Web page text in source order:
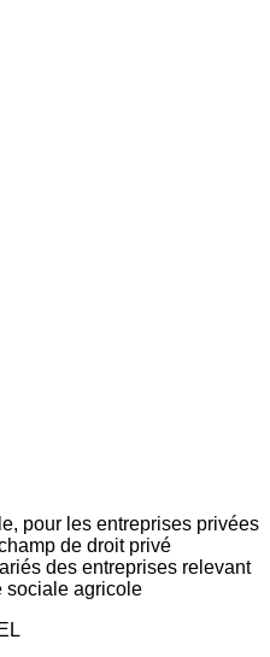
pour les entreprises privées
de droit privé
des entreprises relevant
sociale agricole